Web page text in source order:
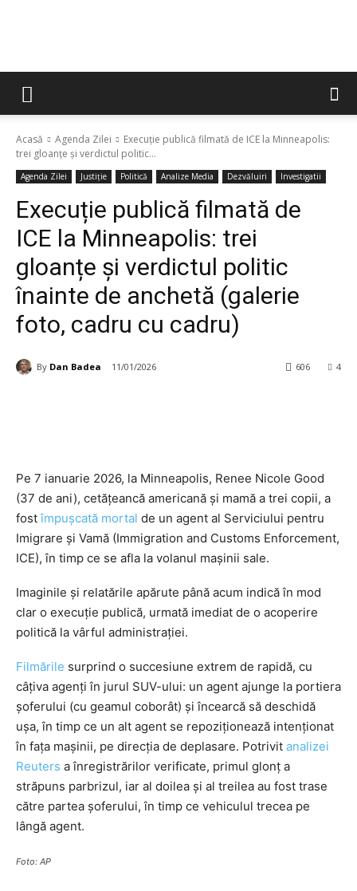
Acasă Agenda Zilei
Execuție publică filmată de ICE la Minneapolis:
trei gloanțe și verdictul politic...
Agenda Zilei Justiție Politică Analize Media Dezvăluiri Investigatii
Execuție publică filmată de
ICE la Minneapolis: trei
gloanțe și verdictul politic
înainte de anchetă (galerie
foto, cadru cu cadru)
By Dan Badea 11/01/2026 4
606
Pe 7 ianuarie 2026, la Minneapolis, Renee Nicole Good
(37 de ani), cetățeancă americană și mamă a trei copii, a
fostîmpușcată mortal de un agent al Serviciului pentru
Imigrare și Vamă (Immigration and Customs Enforcement,
ICE), în timp ce se afla la volanul mașinii sale.
Imaginile și relatările apărute până acum indică în mod
clar o execuție publică, urmată imediat de o acoperire
politică la vârful administrației.
Filmările surprind o succesiune extrem de rapidă, cu
câțiva agenți în jurul SUV-ului: un agent ajunge la portiera
șoferului (cu geamul coborât) și încearcă să deschidă
ușa, în timp ce un alt agent se repoziționează intenționat
în fața mașinii, pe direcția de deplasare. Potrivit analizei
Reuters a înregistrărilor verificate, primul glonț a
străpuns parbrizul, iar al doilea și al treilea au fost trase
către partea șoferului, în timp ce vehiculul trecea pe
lângă agent.
Foto: AP